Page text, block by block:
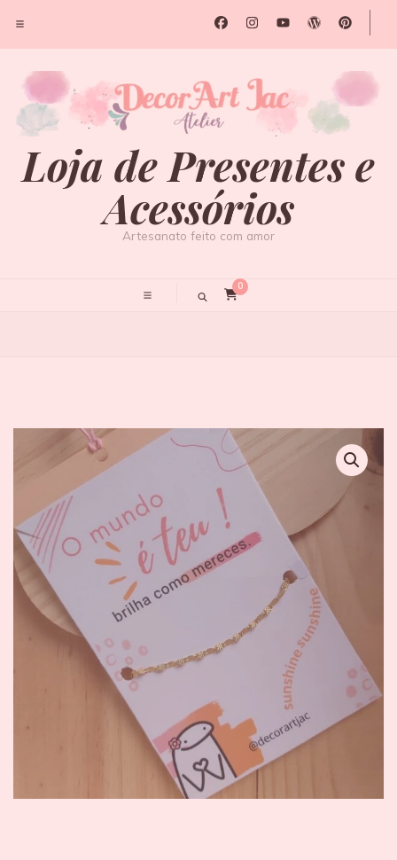
Loja de Presentes e
Acessórios
Artesanato feito com amor
0